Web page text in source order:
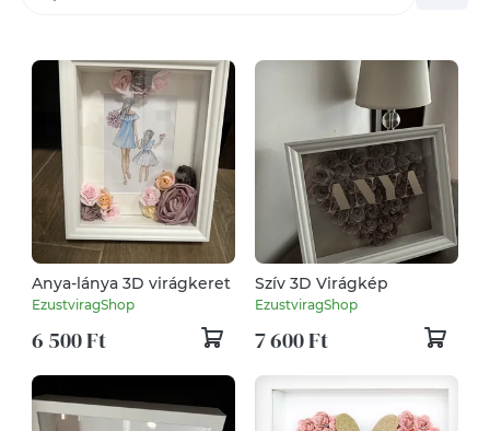
Anya-lánya 3D virágkeret
EzustviragShop
6 500 Ft
Szív 3D Virágkép
EzustviragShop
7 600 Ft